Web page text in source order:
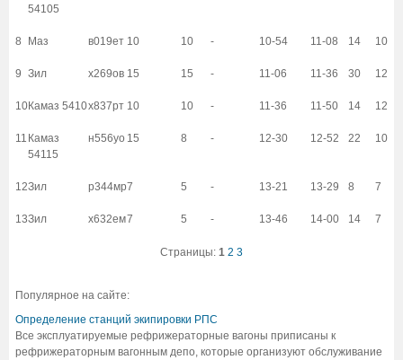
54105
8 Маз в019ет 10 10 - 10-54 11-08 14 10
9 Зил х269ов 15 15 - 11-06 11-36 30 12
10Камаз 5410х837рт 10 10 - 11-36 11-50 14 12
11 Камаз
54115
н556уо 15 8 - 12-30 12-52 22 10
12Зил р344мр7 5 - 13-21 13-29 8 7
13Зил х632ем7 5 - 13-46 14-00 14 7
Страницы: 1 2 3
Популярное на сайте:
Определение станций экипировки РПС
Все эксплуатируемые рефрижераторные вагоны приписаны к
рефрижераторным вагонным депо, которые организуют обслуживание